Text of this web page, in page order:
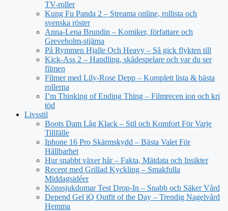
TV-roller
Kung Fu Panda 2 – Streama online, rollista och
svenska röster
Anna-Lena Brundin – Komiker, författare och
Greveholm-stjärna
På Rymmen Hjalle Och Heavy – Så gick flykten till
Kick-Ass 2 – Handling, skådespelare och var du ser
filmen
Filmer med Lily-Rose Depp – Komplett lista & bästa
rollerna
I’m Thinking of Ending Thing – Filmrecen ion och kri
töd
Livsstil
Boots Dam Låg Klack – Stil och Komfort För Varje
Tillfälle
Iphone 16 Pro Skärmskydd – Bästa Valet För
Hållbarhet
Hur snabbt växer hår – Fakta, Mätdata och Insikter
Recept med Grillad Kyckling – Smakfulla
Middagsidéer
Könssjukdomar Test Drop-In – Snabb och Säker Vård
Depend Gel iQ Outfit of the Day – Trendig Nagelvård
Hemma